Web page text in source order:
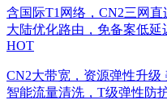
含国际T1网络，CN2三网直
大陆优化路由，免备案低延
HOT
CN2大带宽，资源弹性升级
智能流量清洗，T级弹性防